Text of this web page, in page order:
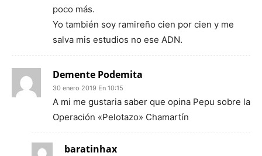
poco más.
Yo también soy ramireño cien por cien y me
salva mis estudios no ese ADN.
Demente Podemita
30 enero 2019 En 10:15
A mi me gustaria saber que opina Pepu sobre la
Operación «Pelotazo» Chamartín
baratinhax